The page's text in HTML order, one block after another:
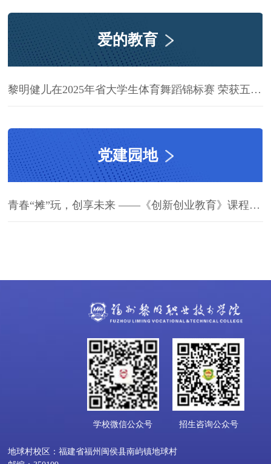
爱的教育
黎明健儿在2025年省大学生体育舞蹈锦标赛 荣获五金一银佳绩！
党建园地
青春“摊”玩，创享未来 ——《创新创业教育》课程实践教学活动跳蚤市场
学校微信公众号 招生咨询公众号
地球村校区：福建省福州闽侯县南屿镇地球村